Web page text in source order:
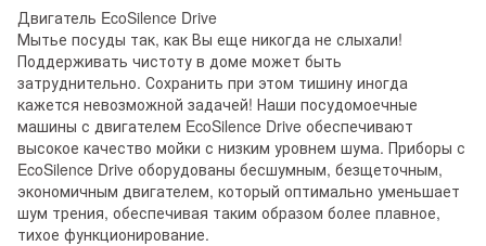
Двигатель EcoSilence Drive
Мытье посуды так, как Вы еще никогда не слыхали!
Поддерживать чистоту в доме может быть
затруднительно. Сохранить при этом тишину иногда
кажется невозможной задачей! Наши посудомоечные
машины с двигателем EcoSilence Drive обеспечивают
высокое качество мойки с низким уровнем шума. Приборы с
EcoSilence Drive оборудованы бесшумным, безщеточным,
экономичным двигателем, который оптимально уменьшает
шум трения, обеспечивая таким образом более плавное,
тихое функционирование.